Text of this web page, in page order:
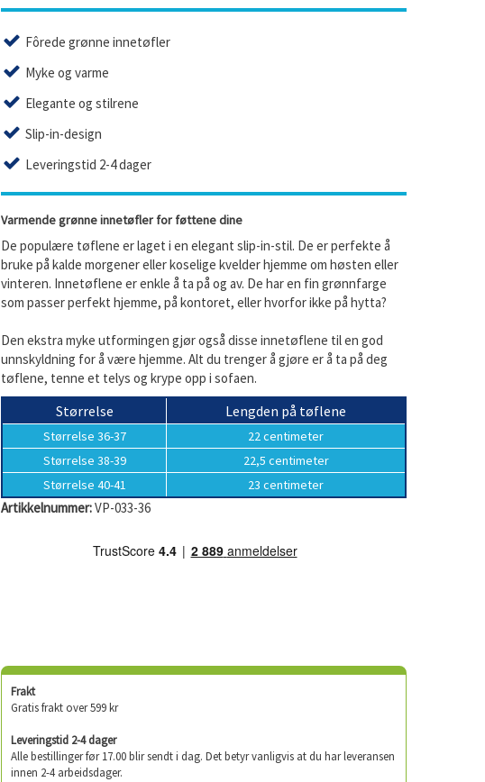
Fôrede grønne innetøfler
Myke og varme
Elegante og stilrene
Slip-in-design
Leveringstid 2-4 dager
Varmende grønne innetøfler for føttene dine
De populære tøflene er laget i en elegant slip-in-stil. De er perfekte å
bruke på kalde morgener eller koselige kvelder hjemme om høsten eller
vinteren. Innetøflene er enkle å ta på og av. De har en fin grønnfarge
som passer perfekt hjemme, på kontoret, eller hvorfor ikke på hytta?
Den ekstra myke utformingen gjør også disse innetøflene til en god
unnskyldning for å være hjemme. Alt du trenger å gjøre er å ta på deg
tøflene, tenne et telys og krype opp i sofaen.
Størrelse Lengden på tøflene
Størrelse 36-37
22 centimeter
Størrelse 38-39
22,5 centimeter
Størrelse 40-41
23 centimeter
Artikkelnummer:VP-033-36
Frakt
Gratis frakt over 599 kr
Leveringstid 2-4 dager
Alle bestillinger før 17.00 blir sendt i dag. Det betyr vanligvis at du har leveransen
innen 2-4 arbeidsdager.